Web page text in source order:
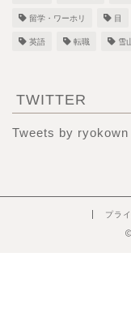
留学・ワーホリ 目
英語 転職 雪
TWITTER
Tweets by ryokown
プラ